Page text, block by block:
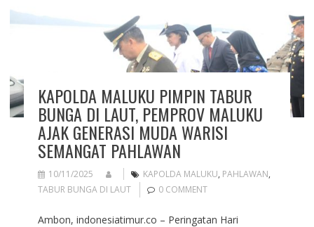
KAPOLDA MALUKU PIMPIN TABUR
BUNGA DI LAUT, PEMPROV MALUKU
AJAK GENERASI MUDA WARISI
SEMANGAT PAHLAWAN
10/11/2025 KAPOLDA MALUKU, PAHLAWAN,
TABUR BUNGA DI LAUT
0 COMMENT
Ambon, indonesiatimur.co – Peringatan Hari